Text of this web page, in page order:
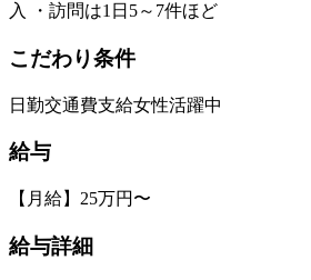
入 ・訪問は1日5～7件ほど
こだわり条件
日勤交通費支給女性活躍中
給与
【月給】25万円〜
給与詳細